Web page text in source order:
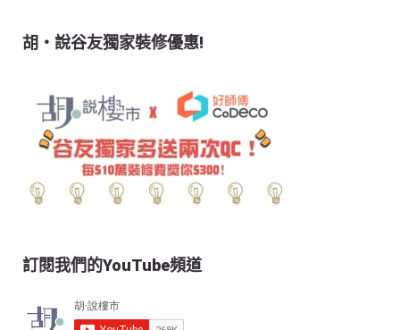
胡‧說谷友獨家裝修優惠!
訂閱我們的YouTube頻道